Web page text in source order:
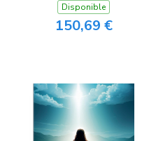
Disponible
150,69 €